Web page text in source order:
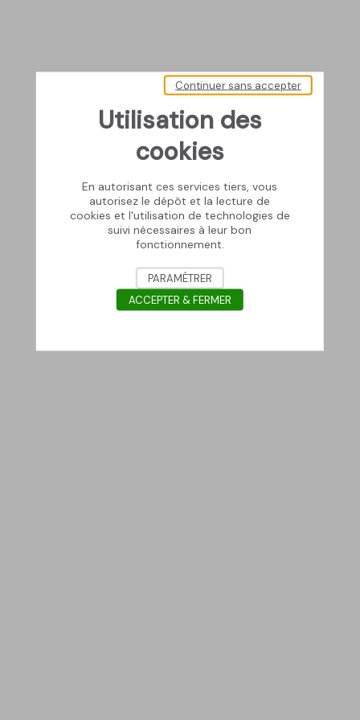
Utilisation des
cookies
En autorisant ces services tiers, vous
autorisez le dépôt et la lecture de
cookies et l'utilisation de technologies de
suivi nécessaires à leur bon
fonctionnement.
Continuer sans accepter
PARAMÉTRER
ACCEPTER & FERMER